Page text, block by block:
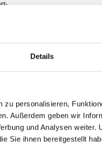
Details
personalisieren,
Außerdem geben wir
und Analysen weiter.
Sie ihnen bereitgestellt
in